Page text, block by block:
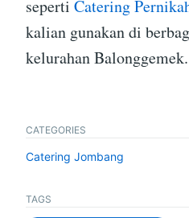
seperti Catering
kalian gunakan di
kelurahan Balonggemek.
CATEGORIES
Catering Jombang
TAGS